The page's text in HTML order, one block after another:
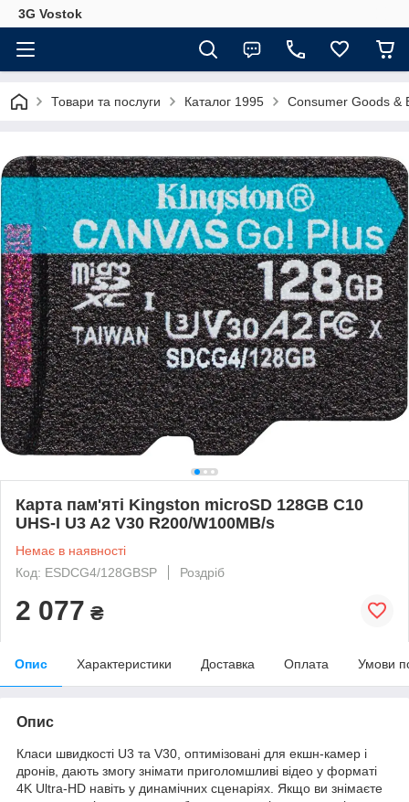
3G Vostok
Товари та послуги Каталог 1995 Consumer Goods &
Карта пам'яті Kingston microSD 128GB C10
UHS-I U3 A2 V30 R200/W100MB/s
Немає в наявності
Код: ESDCG4/128GBSP
Роздріб
2 077 ₴
Опис Характеристики Доставка Оплата Умови
Опис
Класи швидкості U3 та V30, оптимізовані для екшн-камер і
дронів, дають змогу знімати приголомшливі відео у форматі
4K Ultra-HD навіть у динамічних сценаріях. Якщо ви знімаєте